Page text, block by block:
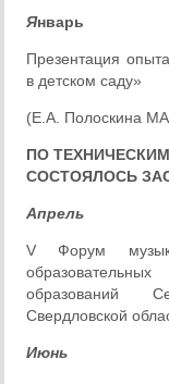
Январь
Презентация
в детском саду»
(Е.А. Полоскина
ПО
СОСТОЯЛОСЬ
Апрель
V Форум
образований
Свердловской
Июнь